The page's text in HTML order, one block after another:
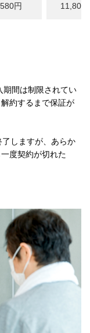
580円 11,800
期間は制限されてい
約するまで保証が
しますが、あらか
度契約が切れた